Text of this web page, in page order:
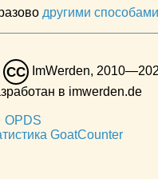
другими способами
CC
ImWerden,
в imwerden.de
OPDS
GoatCounter